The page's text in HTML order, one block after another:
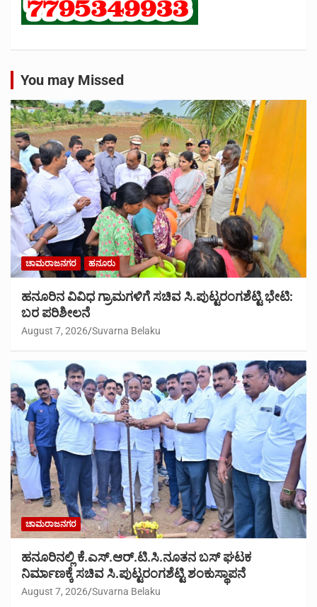
You may Missed
ಚಾಮರಾಜನಗರ ಹನೂರು
ಹನೂರಿನ ವಿವಿಧ ಗ್ರಾಮಗಳಿಗೆ ಸಚಿವ ಸಿ.ಪುಟ್ಟರಂಗಶೆಟ್ಟಿ ಭೇಟಿ:
ಬರ ಪರಿಶೀಲನೆ
August 7, 2026 Suvarna Belaku
ಚಾಮರಾಜನಗರ
ಹನೂರಿನಲ್ಲಿ ಕೆ.ಎಸ್.ಆರ್.ಟಿ.ಸಿ.ನೂತನ ಬಸ್ ಘಟಕ
ನಿರ್ಮಾಣಕ್ಕೆ ಸಚಿವ ಸಿ.ಪುಟ್ಟರಂಗಶೆಟ್ಟಿ ಶಂಕುಸ್ಥಾಪನೆ
August 7, 2026 Suvarna Belaku